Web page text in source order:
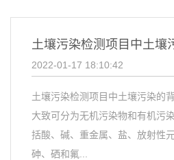
2022-01-17 18:10:42
土壤污染检测项目中土壤污染的
大致可分为无机污染物和有机污
括酸、碱、重金属、盐、放射性
砷、硒和氟...